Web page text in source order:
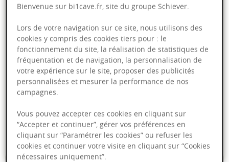
Ajouter au panier
Emballage anti-casse
Paiement sécurisé
Bienvenue sur bi1cave.fr, site du groupe Schiever.
Lors de votre navigation sur ce site, nous utilisons des
cookies y compris des cookies tiers pour : le
fonctionnement du site, la réalisation de statistiques de
fréquentation et de navigation, la personnalisation de
votre expérience sur le site, proposer des publicités
personnalisées et mesurer la performance de nos
campagnes.
Vous pouvez accepter ces cookies en cliquant sur
“Accepter et continuer”, gérer vos préférences en
cliquant sur “Paramétrer les cookies” ou refuser les
cookies et continuer votre visite en cliquant sur “Cookies
nécessaires uniquement”.